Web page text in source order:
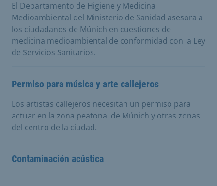
El Departamento de Higiene y Medicina
Medioambiental del Ministerio de Sanidad asesora a
los ciudadanos de Múnich en cuestiones de
medicina medioambiental de conformidad con la Ley
de Servicios Sanitarios.
Permiso para música y arte callejeros
Los artistas callejeros necesitan un permiso para
actuar en la zona peatonal de Múnich y otras zonas
del centro de la ciudad.
Contaminación acústica